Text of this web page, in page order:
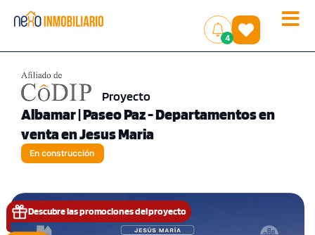
Toggle
4
()
Proyecto
Albamar | Paseo Paz - Departamentos en
venta en Jesus Maria
En construcción
Descubre las promociones del proyecto